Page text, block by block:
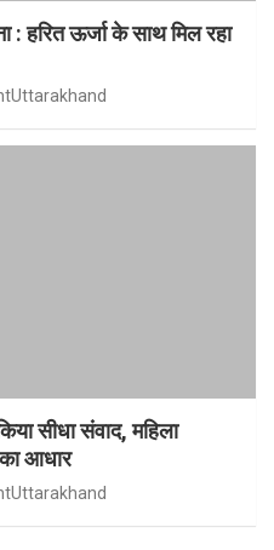
: हरित ऊर्जा के साथ मिल रहा
सीधा संवाद, महिला
आधार